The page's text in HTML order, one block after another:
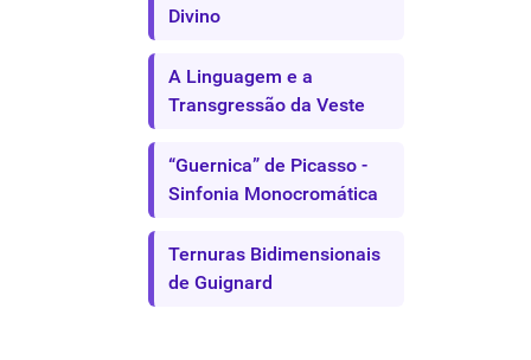
Divino
A Linguagem e a
Transgressão da Veste
“Guernica” de Picasso -
Sinfonia Monocromática
Ternuras Bidimensionais
de Guignard